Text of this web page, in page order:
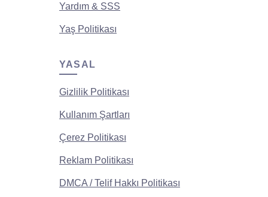
Yardım & SSS
Yaş Politikası
YASAL
Gizlilik Politikası
Kullanım Şartları
Çerez Politikası
Reklam Politikası
DMCA / Telif Hakkı Politikası